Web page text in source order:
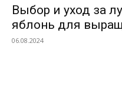
Выбор и уход за
яблонь для
06.08.2024